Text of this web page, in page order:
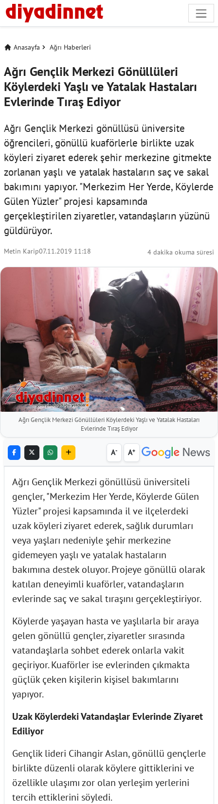
Anasayfa Ağrı Haberleri
Ağrı Gençlik Merkezi Gönüllüleri
Köylerdeki Yaşlı ve Yatalak Hastaları
Evlerinde Tıraş Ediyor
Ağrı Gençlik Merkezi gönüllüsü üniversite
öğrencileri, gönüllü kuaförlerle birlikte uzak
köyleri ziyaret ederek şehir merkezine gitmekte
zorlanan yaşlı ve yatalak hastaların saç ve sakal
bakımını yapıyor. "Merkezim Her Yerde, Köylerde
Gülen Yüzler" projesi kapsamında
gerçekleştirilen ziyaretler, vatandaşların yüzünü
güldürüyor.
Metin Karip07.11.2019 11:18 4 dakika okuma süresi
Ağrı Gençlik Merkezi Gönüllüleri Köylerdeki Yaşlı ve Yatalak Hastaları
Evlerinde Tıraş Ediyor
A- A+
Ağrı Gençlik Merkezi gönüllüsü üniversiteli
gençler, "Merkezim Her Yerde, Köylerde Gülen
Yüzler" projesi kapsamında il ve ilçelerdeki
uzak köyleri ziyaret ederek, sağlık durumları
veya yaşları nedeniyle şehir merkezine
gidemeyen yaşlı ve yatalak hastaların
bakımına destek oluyor. Projeye gönüllü olarak
katılan deneyimli kuaförler, vatandaşların
evlerinde saç ve sakal tıraşını gerçekleştiriyor.
Köylerde yaşayan hasta ve yaşlılarla bir araya
gelen gönüllü gençler, ziyaretler sırasında
vatandaşlarla sohbet ederek onlarla vakit
geçiriyor. Kuaförler ise evlerinden çıkmakta
güçlük çeken kişilerin kişisel bakımlarını
yapıyor.
Uzak Köylerdeki Vatandaşlar Evlerinde Ziyaret
Ediliyor
Gençlik lideri Cihangir Aslan, gönüllü gençlerle
birlikte düzenli olarak köylere gittiklerini ve
özellikle ulaşımı zor olan yerleşim yerlerini
tercih ettiklerini söyledi.